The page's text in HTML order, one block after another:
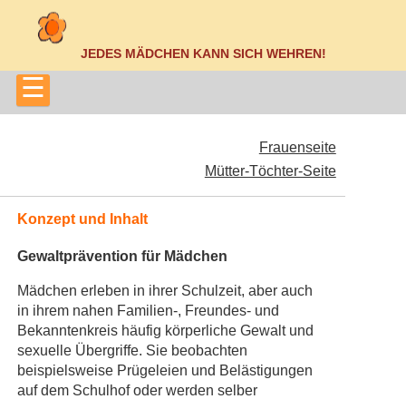
JEDES MÄDCHEN KANN SICH WEHREN!
☰
Frauenseite
Mütter-Töchter-Seite
Konzept und Inhalt
Gewaltprävention für Mädchen
Mädchen erleben in ihrer Schulzeit, aber auch
in ihrem nahen Familien-, Freundes- und
Bekanntenkreis häufig körperliche Gewalt und
sexuelle Übergriffe. Sie beobachten
beispielsweise Prügeleien und Belästigungen
auf dem Schulhof oder werden selber